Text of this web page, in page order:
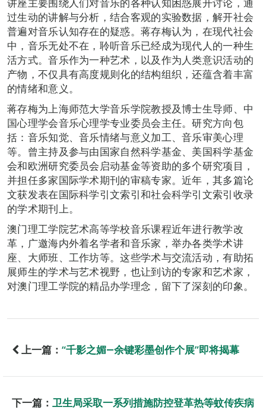
过生动的讲解与分析，结合客观的实验数据，解开社会
普遍对音乐认知存在的疑惑。蒋存梅认为，在现代社会
中，音乐无处不在，聆听音乐已经成为现代人的一种生
活方式。音乐作为一种艺术，以及作为人类意识活动的
产物，不仅具有高度规则化的结构组织，还蕴含着丰富
的情绪和意义。
蒋存梅为上海师范大学音乐学院教授及博士生导师、中
国心理学会音乐心理学专业委员会主任。研究方向包
括：音乐知觉、音乐情绪与意义加工、音乐审美心理
等。曾主持及参与由国家自然科学基金、美国科学基金
会和欧洲研究委员会启动基金等资助的多个研究项目，
并担任多家国际学术期刊的审稿专家。近年，其多篇论
文获发表在国际科学引文索引和社会科学引文索引收录
的学术期刊上。
澳门理工学院艺术高等学校音乐课程近年进行教学改
革，广邀海内外着名学者和音乐家，举办各类学术讲
座、大师班、工作坊等。这些学术与交流活动，有助拓
展师生的学术与艺术视野，也让到访的专家和艺术家，
对澳门理工学院的精品办学理念，留下了深刻的印象。
上一篇： “千影之媚―余键彩墨创作个展”即将揭幕
下一篇： 卫生局采取一系列措施防控登革热等蚊传疾病